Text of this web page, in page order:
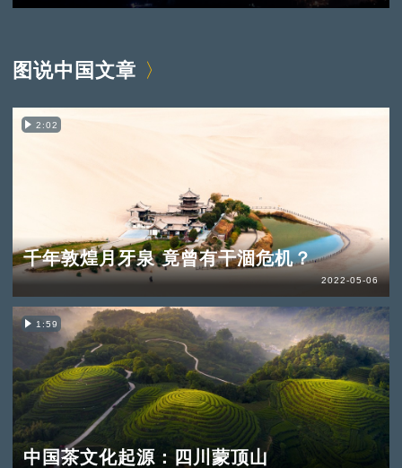
图说中国文章
2:02
千年敦煌月牙泉 竟曾有干涸危机？
2022-05-06
1:59
中国茶文化起源：四川蒙顶山